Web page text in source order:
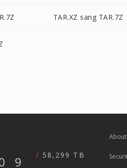
TAR.XZ sang TAR.7Z
58,299 TB
About